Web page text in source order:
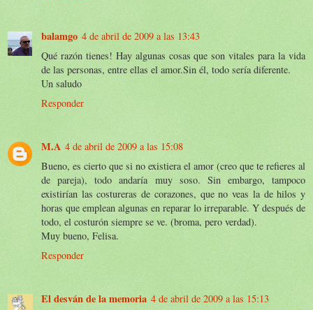
balamgo 4 de abril de 2009 a las 13:43
Qué razón tienes! Hay algunas cosas que son vitales para la vida
de las personas, entre ellas el amor.Sin él, todo sería diferente.
Un saludo
Responder
M.A 4 de abril de 2009 a las 15:08
Bueno, es cierto que si no existiera el amor (creo que te refieres al
de pareja), todo andaría muy soso. Sin embargo, tampoco
existirían las costureras de corazones, que no veas la de hilos y
horas que emplean algunas en reparar lo irreparable. Y después de
todo, el costurón siempre se ve. (broma, pero verdad).
Muy bueno, Felisa.
Responder
El desván de la memoria 4 de abril de 2009 a las 15:13